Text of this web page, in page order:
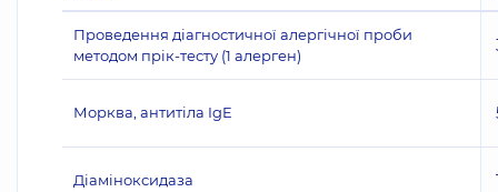
Проведення діагностичної алергічної проби
методом прік-тесту (1 алерген)
Морква, антитіла IgE
Діаміноксидаза